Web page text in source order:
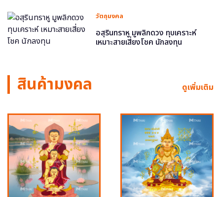
วัตถุมงคล
อสุรินทราหู มูพลิกดวง ทุบเคราะห์
เหมาะสายเสี่ยงโชค นักลงทุน
สินค้ามงคล ดูเพิ่มเติม